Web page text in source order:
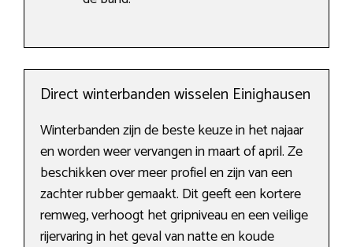
Direct winterbanden wisselen Einighausen
Winterbanden zijn de beste keuze in het najaar
en worden weer vervangen in maart of april. Ze
beschikken over meer profiel en zijn van een
zachter rubber gemaakt. Dit geeft een kortere
remweg, verhoogt het gripniveau en een veilige
rijervaring in het geval van natte en koude